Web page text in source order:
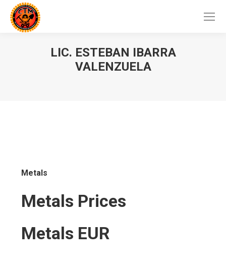
LIC. ESTEBAN IBARRA
VALENZUELA
Metals
Metals Prices
Metals EUR